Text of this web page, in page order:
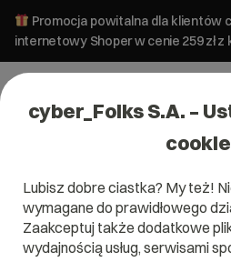
Promocja powitalna dla klientów
internetowy Shoper w cenie 259 zł z
cyber_Folks S.A. –
Lubisz dobre ciastka? My też!
wymagane do prawidłowego
Zaakceptuj także dodatkowe
wydajnością usług, serwisami